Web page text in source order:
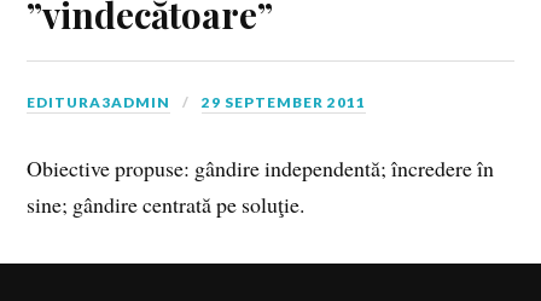
”vindecătoare”
EDITURA3ADMIN 29 SEPTEMBER 2011
Obiective propuse: gândire independentă; încredere în
sine; gândire centrată pe soluţie.